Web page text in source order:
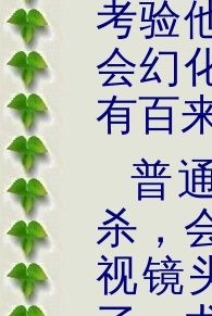
考验
会幻
有百
普
杀，
视镜